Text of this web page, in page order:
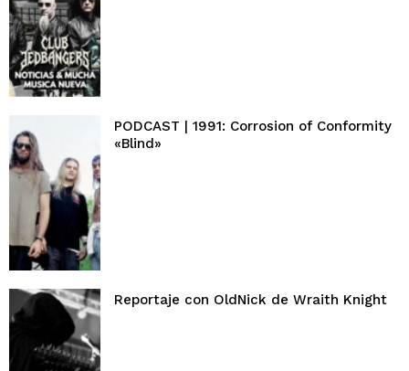
PODCAST | 1991: Corrosion of Conformity
«Blind»
Reportaje con OldNick de Wraith Knight